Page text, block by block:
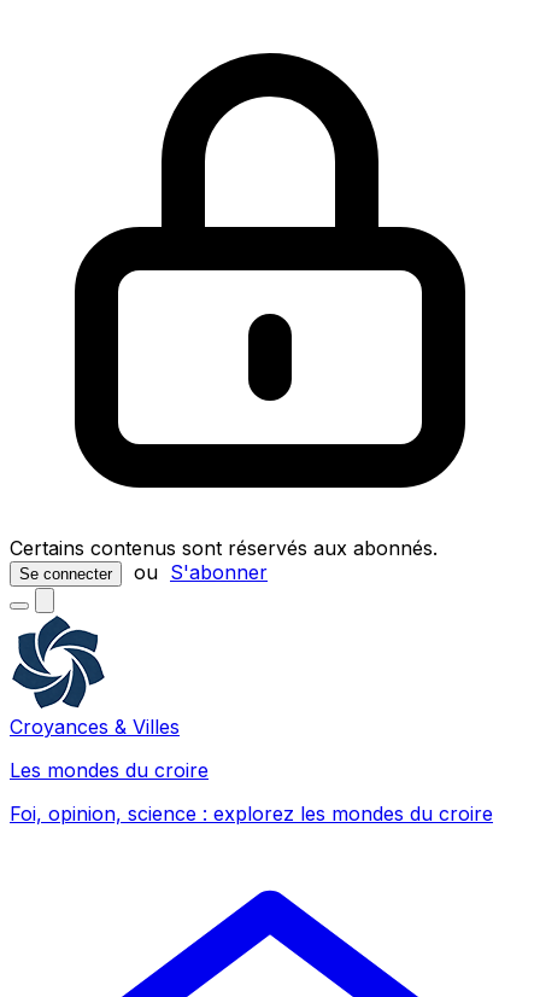
Certains contenus sont réservés aux abonnés.
Se connecter ou S'abonner
Croyances & Villes
Les mondes du croire
Foi, opinion, science : explorez les mondes du croire